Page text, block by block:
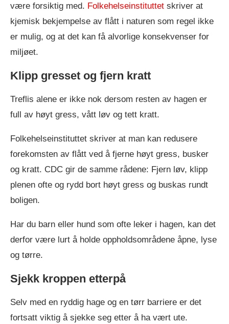
være forsiktig med. Folkehelseinstituttet skriver at
kjemisk bekjempelse av flått i naturen som regel ikke
er mulig, og at det kan få alvorlige konsekvenser for
miljøet.
Klipp gresset og fjern kratt
Treflis alene er ikke nok dersom resten av hagen er
full av høyt gress, vått løv og tett kratt.
Folkehelseinstituttet skriver at man kan redusere
forekomsten av flått ved å fjerne høyt gress, busker
og kratt. CDC gir de samme rådene: Fjern løv, klipp
plenen ofte og rydd bort høyt gress og buskas rundt
boligen.
Har du barn eller hund som ofte leker i hagen, kan det
derfor være lurt å holde oppholdsområdene åpne, lyse
og tørre.
Sjekk kroppen etterpå
Selv med en ryddig hage og en tørr barriere er det
fortsatt viktig å sjekke seg etter å ha vært ute.